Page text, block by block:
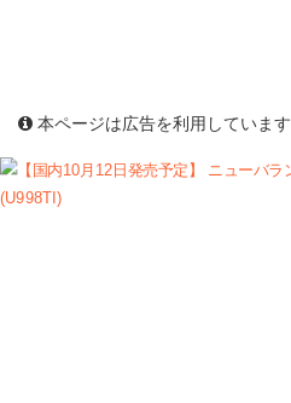
本ページは広告を利用しています